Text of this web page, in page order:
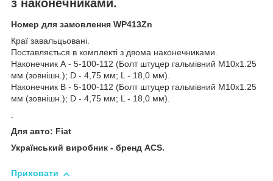
з наконечниками.
Номер для замовлення WP413Zn
Краї завальцьовані.
Поставляється в комплекті з двома наконечниками.
Наконечник А - 5-100-112 (Болт штуцер гальмівний М10х1.25
мм (зовнішн.); D - 4,75 мм; L - 18,0 мм).
Наконечник В - 5-100-112 (Болт штуцер гальмівний М10х1.25
мм (зовнішн.); D - 4,75 мм; L - 18,0 мм).
.
Для авто: Fiat
Український виробник - бренд ACS.
Приховати